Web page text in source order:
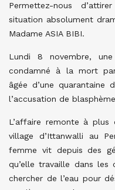
Permettez-nous
situation absolument
Madame ASIA BIBI.
Lundi 8 novembre,
condamné à la mort
âgée d’une quarantaine
l’accusation de
L’affaire remonte à plus
village d’Ittanwalli au
femme vit depuis des
qu’elle travaille dans les
chercher de l’eau pour